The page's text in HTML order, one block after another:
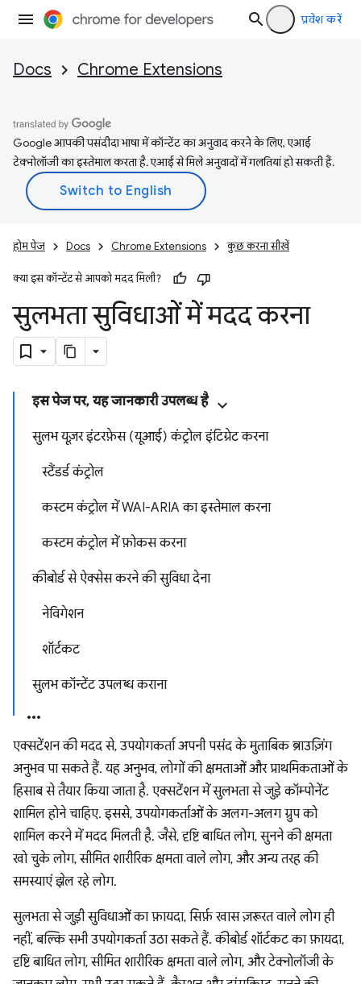
प्रवेश करें
Docs Chrome Extensions
Google आपकी पसंदीदा भाषा में कॉन्टेंट का अनुवाद करने के लिए, एआई
टेक्नोलॉजी का इस्तेमाल करता है. एआई से मिले अनुवादों में गलतियां हो सकती हैं.
होम पेज Docs Chrome Extensions कुछ करना सीखें
क्या इस कॉन्टेंट से आपको मदद मिली?
सुलभता सुविधाओं में मदद करना
इस पेज पर, यह जानकारी उपलब्ध है
सुलभ यूज़र इंटरफ़ेस (यूआई) कंट्रोल इंटिग्रेट करना
स्टैंडर्ड कंट्रोल
कस्टम कंट्रोल में WAI-ARIA का इस्तेमाल करना
कस्टम कंट्रोल में फ़ोकस करना
कीबोर्ड से ऐक्सेस करने की सुविधा देना
नेविगेशन
शॉर्टकट
सुलभ कॉन्टेंट उपलब्ध कराना
एक्सटेंशन की मदद से, उपयोगकर्ता अपनी पसंद के मुताबिक ब्राउज़िंग
अनुभव पा सकते हैं. यह अनुभव, लोगों की क्षमताओं और प्राथमिकताओं के
हिसाब से तैयार किया जाता है. एक्सटेंशन में सुलभता से जुड़े कॉम्पोनेंट
शामिल होने चाहिए. इससे, उपयोगकर्ताओं के अलग-अलग ग्रुप को
शामिल करने में मदद मिलती है. जैसे, दृष्टि बाधित लोग, सुनने की क्षमता
खो चुके लोग, सीमित शारीरिक क्षमता वाले लोग, और अन्य तरह की
समस्याएं झेल रहे लोग.
सुलभता से जुड़ी सुविधाओं का फ़ायदा, सिर्फ़ खास ज़रूरत वाले लोग ही
नहीं, बल्कि सभी उपयोगकर्ता उठा सकते हैं. कीबोर्ड शॉर्टकट का फ़ायदा,
दृष्टि बाधित लोग, सीमित शारीरिक क्षमता वाले लोग, और टेक्नोलॉजी के